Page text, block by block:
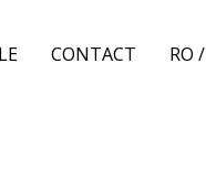
CONTACT RO /